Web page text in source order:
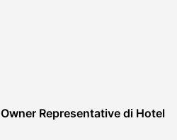
Owner Representative di Hotel